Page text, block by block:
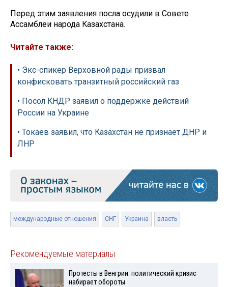
Перед этим заявления посла осудили в Совете
Ассамблеи народа Казахстана.
Читайте также:
• Экс-спикер Верховной рады призвал
конфисковать транзитный российский газ
• Посол КНДР заявил о поддержке действий
России на Украине
• Токаев заявил, что Казахстан не признает ДНР и
ЛНР
международные отношения СНГ Украина власть
Рекомендуемые материалы
Протесты в Венгрии: политический кризис
набирает обороты